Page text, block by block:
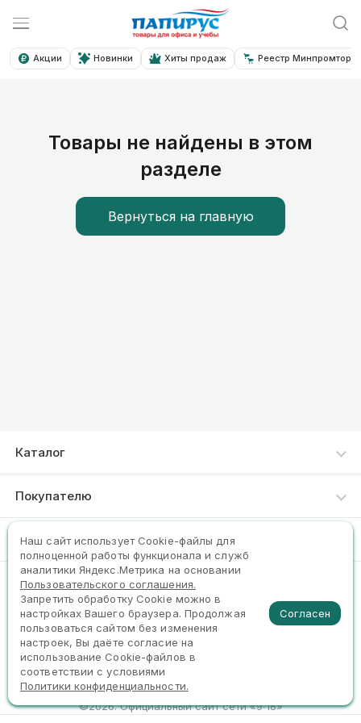
Акции Новинки Хиты продаж Реестр Минпромторга
Товары не найдены в этом
разделе
Вернуться на главную
Каталог
Акции
Новинки
Хиты продаж
Реестр Минпромторга
Честный ЗНАК
Покупателю
Доставка и оплата
Пункты выдачи
Компания
О нас
Контакты(4942) 470700,471700,470701
Задать вопрос
©2026. Официальный сайт сети «9∙18»
Наш сайт использует Сookie-файлы для
полноценной работы функционала и служб
аналитики Яндекс.Метрика на основании
Пользовательского соглашения.
Запретить обработку Cookie можно в
настройках Вашего браузера. Продолжая
пользоваться сайтом без изменения
настроек, Вы даёте согласие на
использование Cookie-файлов в
соответствии с условиями
Политики конфиденциальности.
Согласен